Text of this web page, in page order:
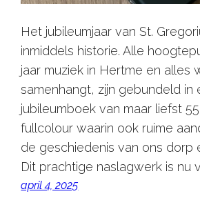
Het jubileumjaar van St.
inmiddels historie. Alle
jaar muziek in Hertme en alles
samenhangt, zijn gebundeld in
jubileumboek van maar liefst
fullcolour waarin ook ruime
de geschiedenis van ons dorp
Dit prachtige naslagwerk is nu
april 4, 2025